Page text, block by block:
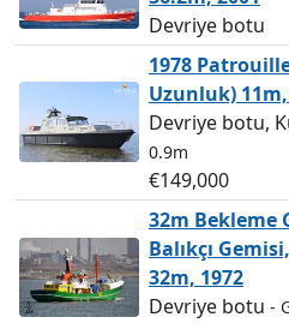
Devriye botu
1978
Uzunluk)
Devriye botu,
0.9m
€149,000
32m Bekleme
Balıkçı
32m, 1972
Devriye botu -